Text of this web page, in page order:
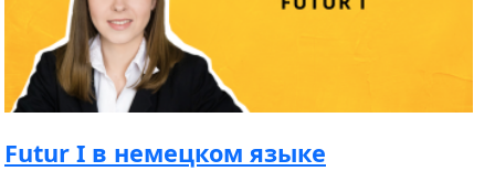
Futur I в немецком языке